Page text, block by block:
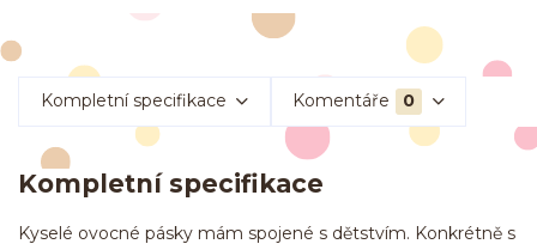
Kompletní specifikace Komentáře 0
Kompletní specifikace
Kyselé ovocné pásky mám spojené s dětstvím. Konkrétně s